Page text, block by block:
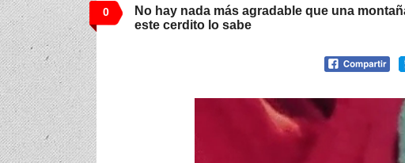
0
No hay nada más agradable que una
este cerdito lo sabe